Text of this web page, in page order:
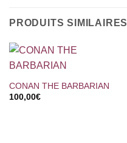
PRODUITS SIMILAIRES
CONAN THE BARBARIAN
100,00€